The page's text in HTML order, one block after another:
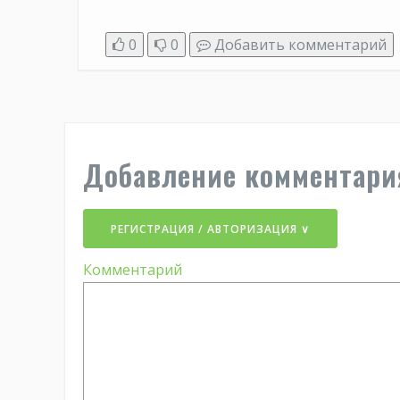
0 0 Добавить комментарий
Добавление
РЕГИСТРАЦИЯ / АВТОРИЗАЦИЯ ∨
Комментарий